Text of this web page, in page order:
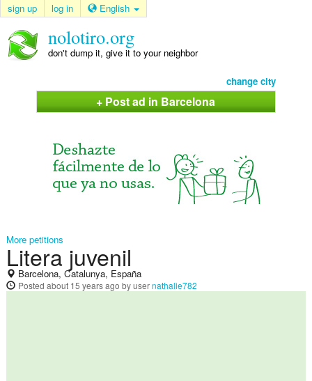
sign up log in English
nolotiro.org
don't dump it, give it to your neighbor
change city
+ Post ad in Barcelona
More petitions
Litera juvenil
Barcelona, Catalunya, España
Posted about 15 years ago by usernathalie782